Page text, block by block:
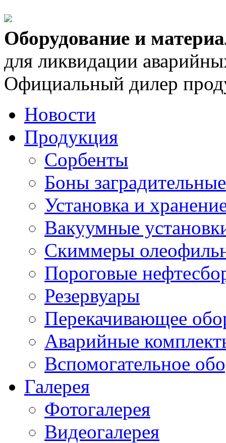
Оборудование и
для ликвидации
Официальный дилер
Новости
Продукция
Сорбенты
Боны заградительные
Установка и
Вакуумные
Скиммеры
Пороговые
Резервуары
Перекачивающее
Аварийные
Вспомогательное
Галерея
Фотогалерея
Видеогалерея